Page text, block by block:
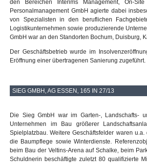
den Bereichen Interims Management, On-
Personalmanagement GmbH agierte dabei
von Spezialisten in den beruflichen
Logistikunternehmen sowie produzierende
GmbH war an den Standorten Bochum, Duisburg,
Der Geschäftsbetrieb wurde im
Eröffnung einer übertragenen Sanierung
SIEG GMBH, AG ESSEN, 165 IN 27/13
Die Sieg GmbH war im Garten-, Landschafts-
Unternehmen im Bau größerer
Spielplatzbau. Weitere Geschäftsfelder waren
die Baumpflege sowie Winterdienste.
beim Bau der Veltins-Arena auf Schalke, beim
Schuldnerin beschäftigte zuletzt 80 qualifizierte